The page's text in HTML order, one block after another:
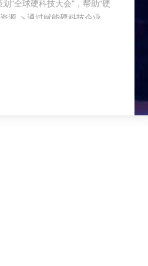
“全球硬科技大会”，帮助“硬
源 ＞通过赋能硬科技企业，